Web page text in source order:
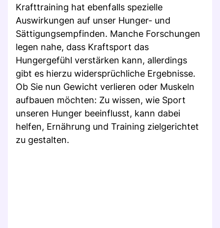
Krafttraining hat ebenfalls spezielle
Auswirkungen auf unser Hunger- und
Sättigungsempfinden. Manche Forschungen
legen nahe, dass Kraftsport das
Hungergefühl verstärken kann, allerdings
gibt es hierzu widersprüchliche Ergebnisse.
Ob Sie nun Gewicht verlieren oder Muskeln
aufbauen möchten: Zu wissen, wie Sport
unseren Hunger beeinflusst, kann dabei
helfen, Ernährung und Training zielgerichtet
zu gestalten.